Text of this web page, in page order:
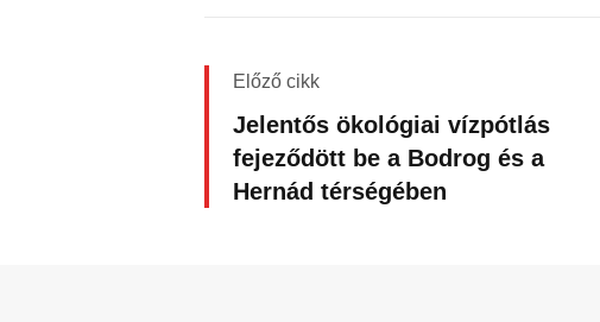
Előző cikk
Jelentős ökológiai vízpótlás
fejeződött be a Bodrog és a
Hernád térségében